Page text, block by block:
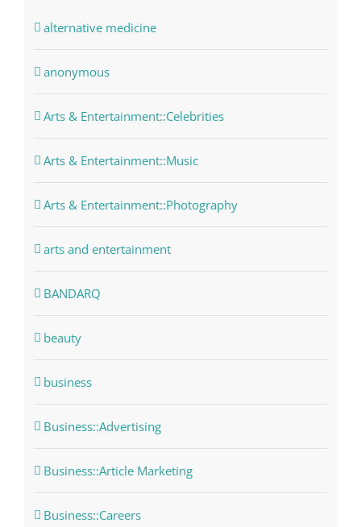
alternative medicine
anonymous
Arts & Entertainment::Celebrities
Arts & Entertainment::Music
Arts & Entertainment::Photography
arts and entertainment
BANDARQ
beauty
business
Business::Advertising
Business::Article Marketing
Business::Careers